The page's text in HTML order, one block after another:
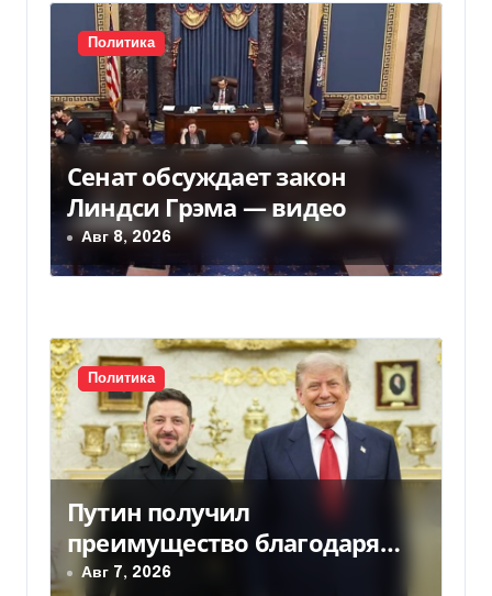
и
с
я
м
Политика
Сенат обсуждает закон
Линдси Грэма — видео
Авг 8, 2026
Политика
Путин получил
преимущество благодаря
действиям США
Авг 7, 2026